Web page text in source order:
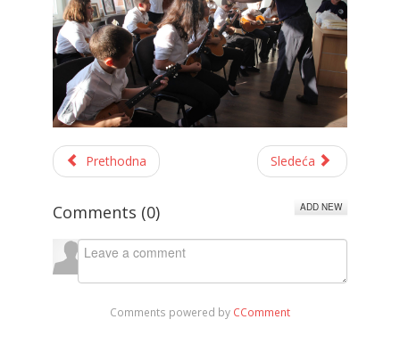
Prethodna Sledeća
Comments (0) ADD NEW
Comments powered by CComment